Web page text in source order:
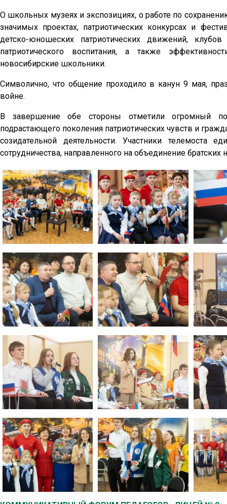
О школьных музеях и экспозициях, о работе по
значимых проектах, патриотических конкурсах и
детско-юношеских патриотических движений,
патриотического воспитания, а также
новосибирские школьники.
Символично, что общение проходило в канун 9 мая,
войне.
В завершение обе стороны отметили огромный
подрастающего поколения патриотических чувств и
созидательной деятельности. Участники
сотрудничества, направленного на объединение братских